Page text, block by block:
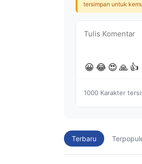
tersimpan untuk
😀 😂 😍 🙏 👍
1000 Karakter
Terbaru